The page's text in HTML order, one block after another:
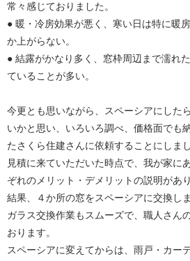
常々感じておりました。
● 暖・冷房効果が悪く、寒い日は特に暖
か上がらない。
● 結露がかなり多く、窓枠周辺まで濡れ
ていることが多い。
今更とも思いながら、スペーシアにした
いかと思い、いろいろ調べ、価格面でも
たさくら住建さんに依頼することにしまし
見積に来ていただいた時点で、我が家に
ぞれのメリット・デメリットの説明があ
結果、４か所の窓をスペーシアに交換しま
ガラス交換作業もスムーズで、職人さん
おります。
スペーシアに変えてからは、雨戸・カー